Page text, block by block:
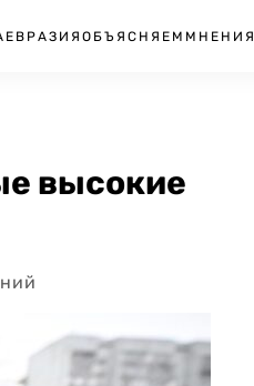
ЕВРАЗИЯ ОБЪЯСНЯЕМ МНЕНИЯ
высокие